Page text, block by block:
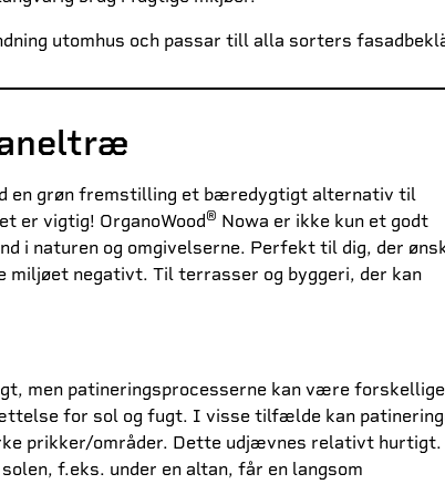
utomhus och passar till alla sorters
en grøn fremstilling et bæredygtigt alternativ til
er vigtig! OrganoWood® Nowa er ikke kun et godt
i naturen og omgivelserne. Perfekt til dig, der
miljøet negativt. Til terrasser og byggeri, der kan
men patineringsprocesserne kan være
for sol og fugt. I visse tilfælde kan
prikker/områder. Dette udjævnes relativt
f.eks. under en altan, får en langsom